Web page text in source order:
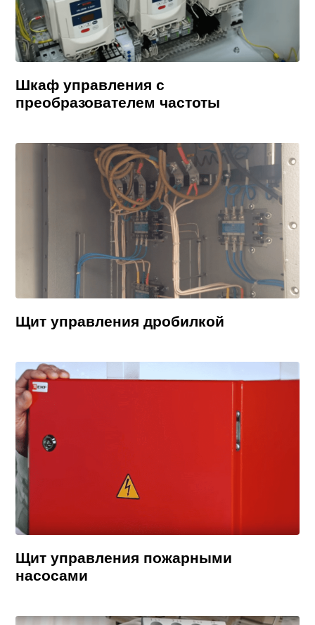
Шкаф управления с
преобразователем частоты
Щит управления дробилкой
Щит управления пожарными
насосами